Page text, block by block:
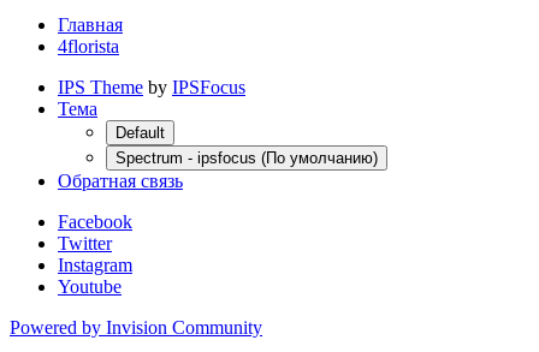
Главная
4florista
IPS Theme by IPSFocus
Тема
Default
Spectrum - ipsfocus (По умолчанию)
Обратная связь
Facebook
Twitter
Instagram
Youtube
Powered by Invision Community